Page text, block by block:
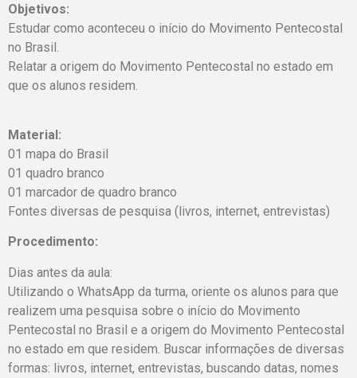
Objetivos:
Estudar como aconteceu o início do Movimento Pentecostal
no Brasil.
Relatar a origem do Movimento Pentecostal no estado em
que os alunos residem.
Material:
01 mapa do Brasil
01 quadro branco
01 marcador de quadro branco
Fontes diversas de pesquisa (livros, internet, entrevistas)
Procedimento:
Dias antes da aula:
Utilizando o WhatsApp da turma, oriente os alunos para que
realizem uma pesquisa sobre o início do Movimento
Pentecostal no Brasil e a origem do Movimento Pentecostal
no estado em que residem. Buscar informações de diversas
formas: livros, internet, entrevistas, buscando datas, nomes